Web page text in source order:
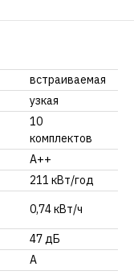
встраиваемая
узкая
10
комплектов
А++
211 кВт/год
0,74 кВт/ч
47 дБ
А